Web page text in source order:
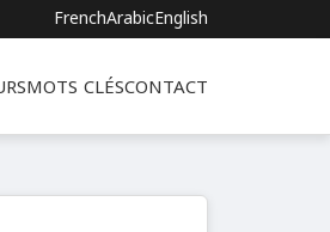
FrenchArabicEnglish
MOTS CLÉSCONTACT